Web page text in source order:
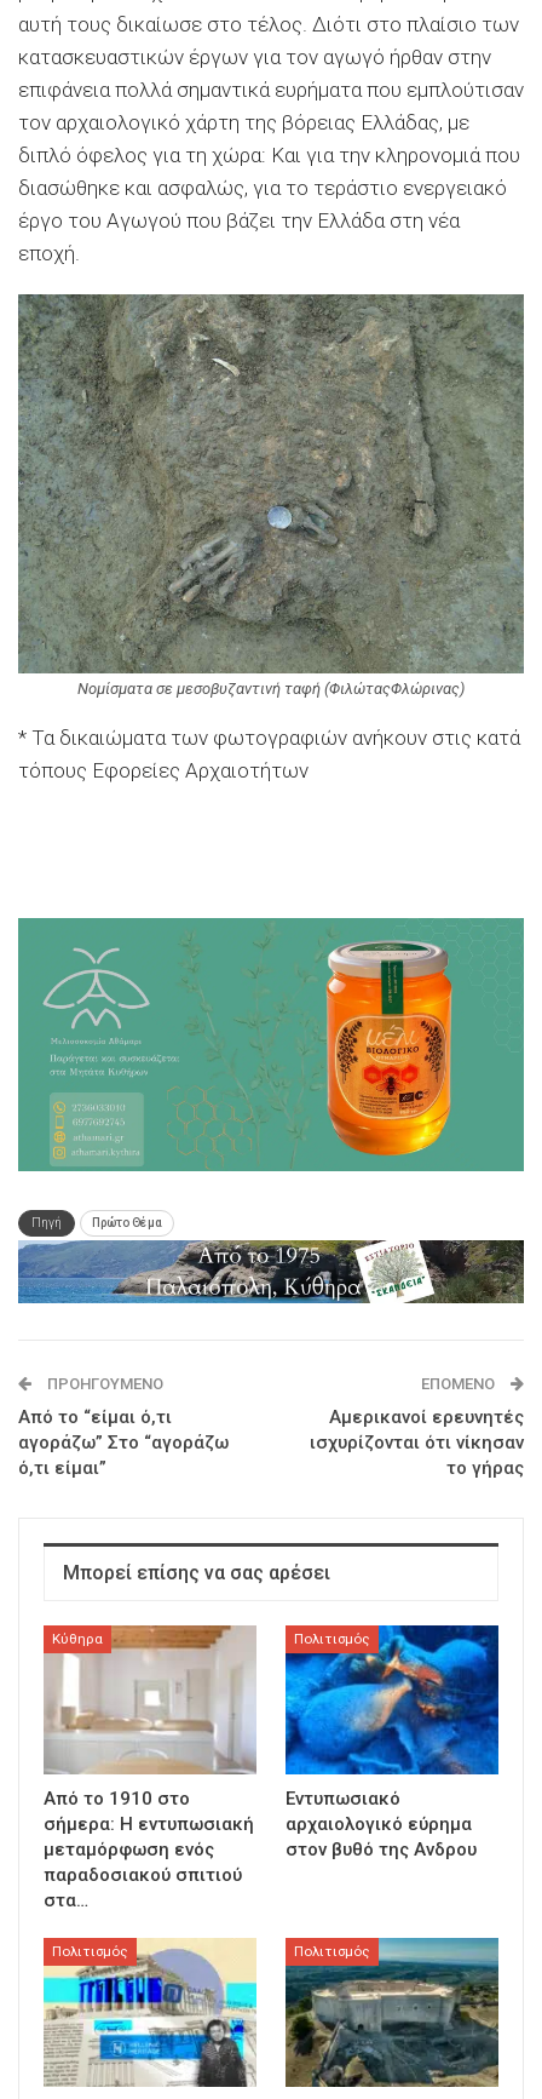
αυτή τους δικαίωσε στο τέλος. Διότι στο πλαίσιο των
κατασκευαστικών έργων για τον αγωγό ήρθαν στην
επιφάνεια πολλά σημαντικά ευρήματα που εμπλούτισαν
τον αρχαιολογικό χάρτη της βόρειας Ελλάδας, με
διπλό όφελος για τη χώρα: Και για την κληρονομιά που
διασώθηκε και ασφαλώς, για το τεράστιο ενεργειακό
έργο του Αγωγού που βάζει την Ελλάδα στη νέα
εποχή.
Νομίσματα σε μεσοβυζαντινή ταφή (ΦιλώταςΦλώρινας)
* Τα δικαιώματα των φωτογραφιών ανήκουν στις κατά
τόπους Εφορείες Αρχαιοτήτων
Πηγή Πρώτο Θέμα
ΠΡΟΗΓΟΎΜΕΝΟ
Από το “είμαι ό,τι
αγοράζω” Στο “αγοράζω
ό,τι είμαι”
ΕΠΌΜΕΝΟ
Αμερικανοί ερευνητές
ισχυρίζονται ότι νίκησαν
το γήρας
Μπορεί επίσης να σας αρέσει
Κύθηρα
Από το 1910 στο
σήμερα: Η εντυπωσιακή
μεταμόρφωση ενός
παραδοσιακού σπιτιού
στα…
Πολιτισμός
Εντυπωσιακό
αρχαιολογικό εύρημα
στον βυθό της Ανδρου
Πολιτισμός Πολιτισμός